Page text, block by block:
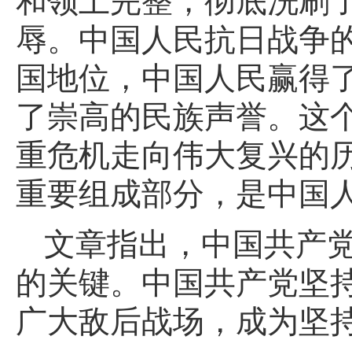
辱。中国人民抗日战争
国地位，中国人民赢得
了崇高的民族声誉。这
重危机走向伟大复兴的
重要组成部分，是中国
文章指出，中国共产
的关键。中国共产党坚
广大敌后战场，成为坚